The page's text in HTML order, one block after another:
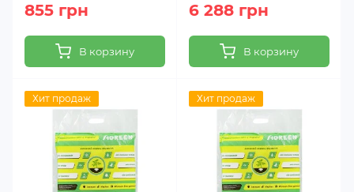
855 грн
В корзину
6 288 грн
В корзину
Хит продаж Хит продаж